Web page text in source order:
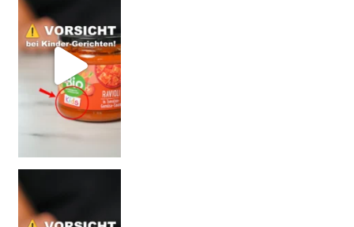
= BESSER?
Falsch gedacht!
W